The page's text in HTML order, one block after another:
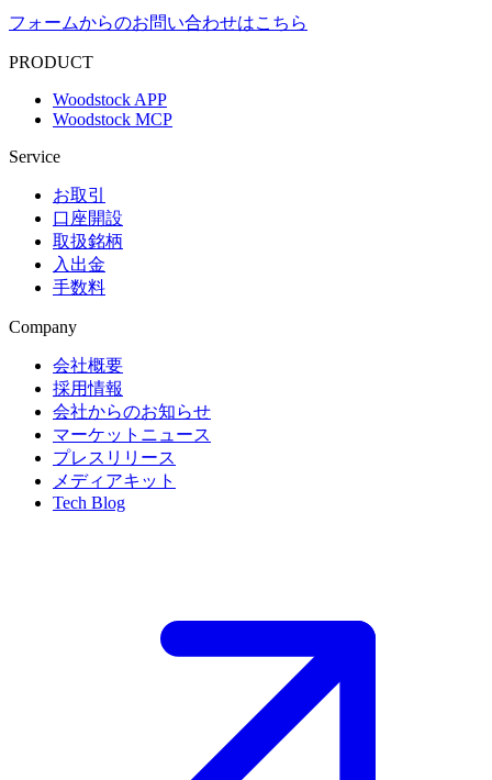
フォームからのお問い合わせはこちら
PRODUCT
Woodstock APP
Woodstock MCP
Service
お取引
口座開設
取扱銘柄
入出金
手数料
Company
会社概要
採用情報
会社からのお知らせ
マーケットニュース
プレスリリース
メディアキット
Tech Blog